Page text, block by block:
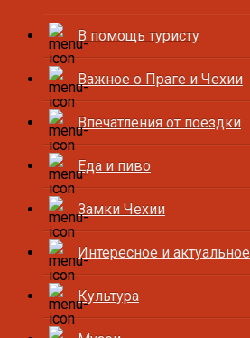
В помощь туристу
Важное о Праге и Чехии
Впечатления от поездки
Еда и пиво
Замки Чехии
Интересное и актуальное
Культура